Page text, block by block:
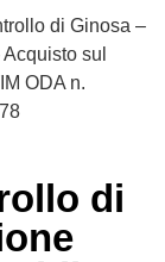
di Ginosa –
sul
ODA n.
di